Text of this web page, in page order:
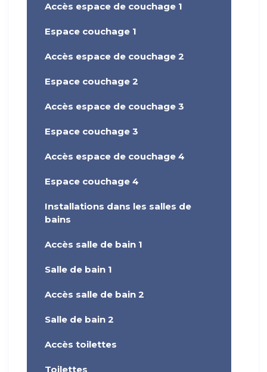
Accès espace de couchage 1
Espace couchage 1
Accès espace de couchage 2
Espace couchage 2
Accès espace de couchage 3
Espace couchage 3
Accès espace de couchage 4
Espace couchage 4
Installations dans les salles de
bains
Accès salle de bain 1
Salle de bain 1
Accès salle de bain 2
Salle de bain 2
Accès toilettes
Toilettes